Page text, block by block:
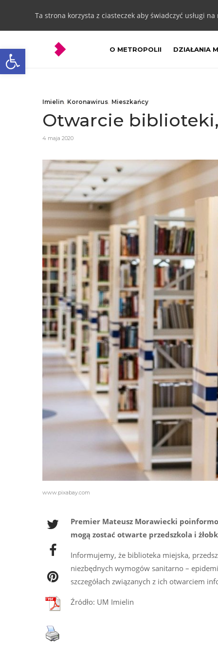
Otwórz pasek narzędzi
Ta strona korzysta z ciasteczek aby świadczyć usługi
O METROPOLII DZIAŁANIA
Imielin, Koronawirus, Mieszkańcy
Otwarcie
4 maja 2020
www.pixabay.com
Premier Mateusz Morawiecki
mogą zostać otwarte przedszkola i
Informujemy, że biblioteka miejska,
niezbędnych wymogów sanitarno –
szczegółach związanych z ich otwarciem
Źródło: UM Imielin